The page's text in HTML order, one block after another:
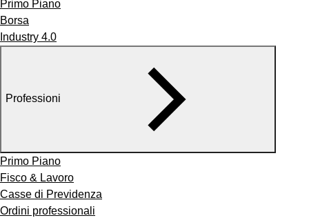
Primo Piano
Borsa
Industry 4.0
Professioni
Primo Piano
Fisco & Lavoro
Casse di Previdenza
Ordini professionali